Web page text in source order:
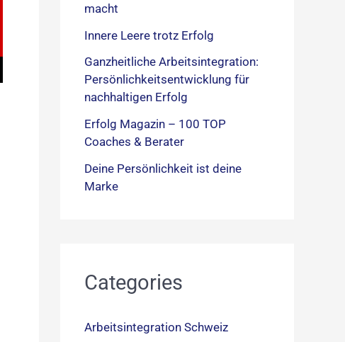
macht
Innere Leere trotz Erfolg
Ganzheitliche Arbeitsintegration:
Persönlichkeitsentwicklung für
nachhaltigen Erfolg
Erfolg Magazin – 100 TOP
Coaches & Berater
Deine Persönlichkeit ist deine
Marke
Categories
Arbeitsintegration Schweiz